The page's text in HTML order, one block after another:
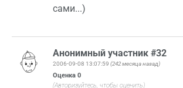
сами...)
Анонимный участник #32
2006-09-08 13:07:59 (242 месяца назад)
Оценка 0
(Авторизуйтесь, чтобы оценить)